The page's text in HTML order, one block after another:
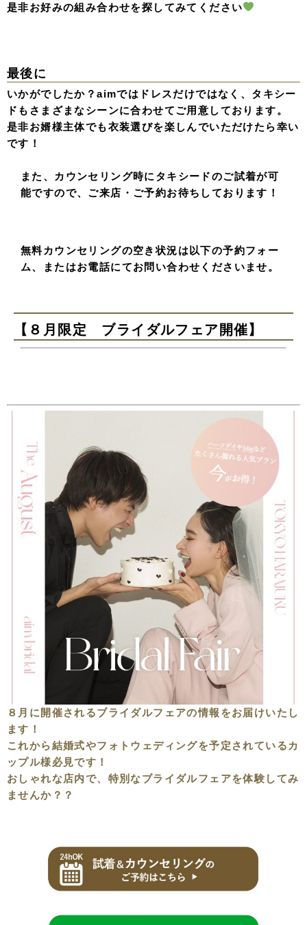
是非お好みの組み合わせを探してみてください
最後に
いかがでしたか？aimではドレスだけではなく、タキシー
ドもさまざまなシーンに合わせてご用意しております。
是非お婿様主体でも衣装選びを楽しんでいただけたら幸い
です！
また、カウンセリング時にタキシードのご試着が可
能ですので、ご来店・ご予約お待ちしております！
無料カウンセリングの空き状況は以下の予約フォー
ム、またはお電話にてお問い合わせくださいませ。
【８月限定 ブライダルフェア開催】
８月に開催されるブライダルフェアの情報をお届けいたし
ます！
これから結婚式やフォトウェディングを予定されているカ
ップル様必見です！
おしゃれな店内で、特別なブライダルフェアを体験してみ
ませんか？？